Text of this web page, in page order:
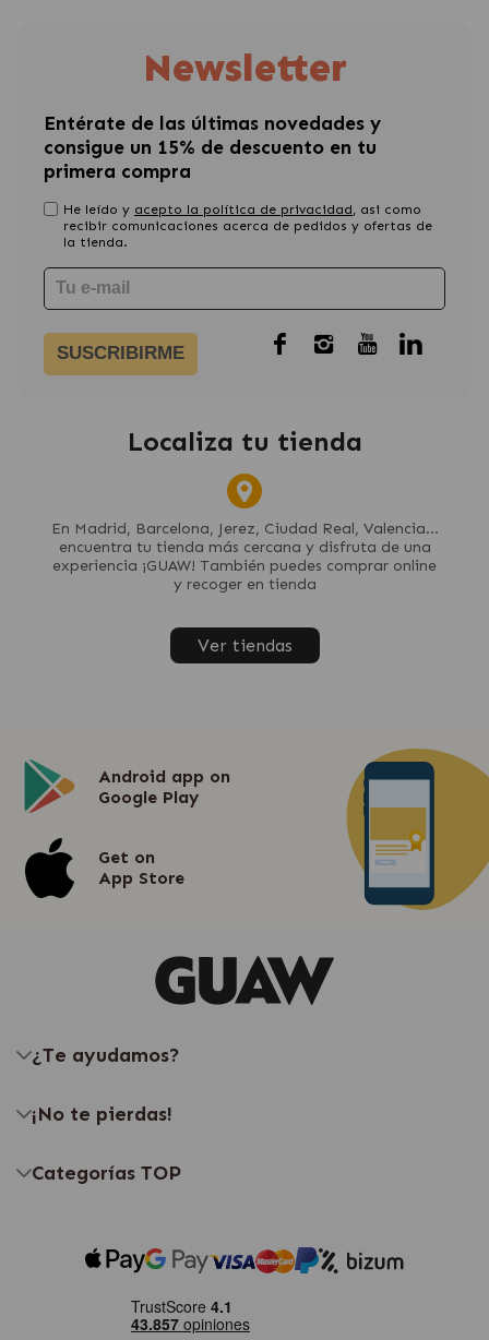
Newsletter
Entérate de las últimas novedades y
consigue un 15% de descuento en tu
primera compra
He leído y acepto la política de privacidad, asi como
recibir comunicaciones acerca de pedidos y ofertas de
la tienda.
SUSCRIBIRME
Localiza tu tienda
En Madrid, Barcelona, Jerez, Ciudad Real, Valencia...
encuentra tu tienda más cercana y disfruta de una
experiencia ¡GUAW! También puedes comprar online
y recoger en tienda
Ver tiendas
Android app on
Google Play
Get on
App Store
¿Te ayudamos?
¡No te pierdas!
Categorías TOP